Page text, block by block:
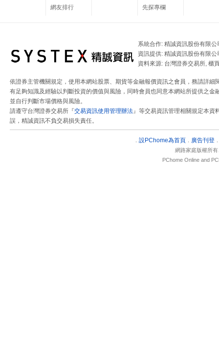
網友排行
先探專欄
系統合作: 精誠資訊股份有限公
資訊提供: 精誠資訊股份有限公
資料來源: 台灣證券交易所, 櫃
依證券主管機關規定，使用本網站股票、期貨等金融報價資訊之會員，務請詳細
有足夠知識及經驗以判斷投資的價值與風險，同時會員也同意本網站所提供之
並自行判斷市場價格與風險。
請遵守台灣證券交易所『交易資訊使用管理辦法』等交易資訊管理相關規定本資
誤，精誠資訊不負交易損失責任。
．設PChome為首頁 ． 廣告刊登
網路家庭版權所
PChome Online and